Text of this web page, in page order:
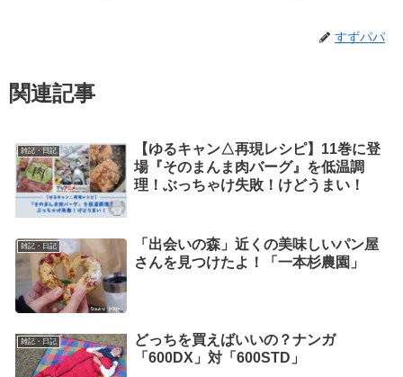
すずパパ
関連記事
雑記・日記
【ゆるキャン△再現レシピ】11巻に登
場『そのまんま肉バーグ』を低温調
理！ぶっちゃけ失敗！けどうまい！
雑記・日記
「出会いの森」近くの美味しいパン屋
さんを見つけたよ！「一本杉農園」
雑記・日記
どっちを買えばいいの？ナンガ
「600DX」対「600STD」